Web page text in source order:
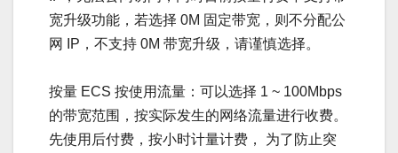
宽升级功能，若选择 0M 固定带宽，则不分配公
网 IP，不支持 0M 带宽升级，请谨慎选择。
按量 ECS 按使用流量：可以选择 1 ~ 100Mbps
的带宽范围，按实际发生的网络流量进行收费。
先使用后付费，按小时计量计费， 为了防止突